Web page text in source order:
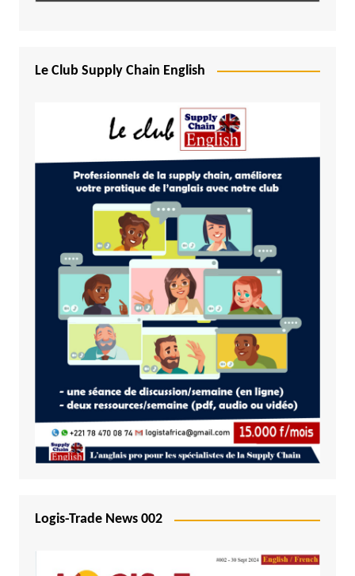
Le Club Supply Chain English
Logis-Trade News 002